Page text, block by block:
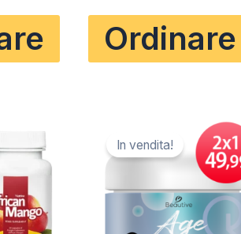
Ordinare
In vendita!